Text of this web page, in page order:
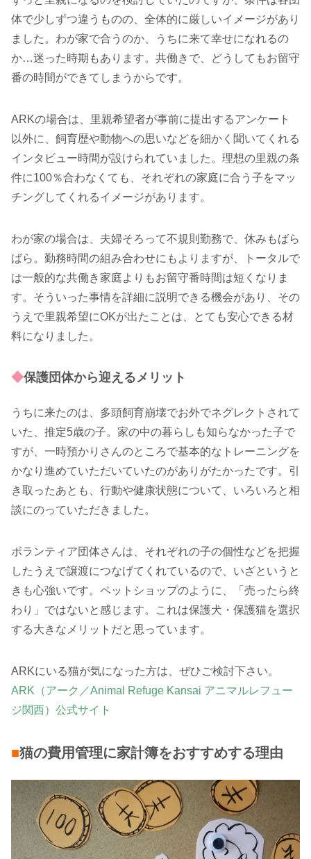
体で少しずつ違うものの、全体的に厳しいイメージがあり
ました。わが家で合うのか、うちに来て幸せになれるの
か…迷った時期もあります。共働きで、どうしてもお留守
番の時間ができてしまうからです。
ARKの場合は、里親希望者が事前に提出するアンケート
以外に、飼育歴や動物への思いなどを細かく聞いてくれる
インタビュー時間が設けられていました。理想の里親の条
件に100％合わなくても、それぞれの家庭に合う子をマッ
チングしてくれるイメージがあります。
わが家の場合は、夫婦そろって不規則勤務で、休みもばら
ばら。勤務時間の組み合わせにもよりますが、トータルで
は一般的な共働き家庭よりもお留守番時間は短くなりま
す。そういった事情を詳細に説明できる機会があり、その
うえで里親希望にOKが出たことは、とても安心できる材
料になりました。
◆保護団体から迎えるメリット
うちに来たのは、多頭飼育崩壊でお外でネグレクトされて
いた、推定5歳の子。家の中の暮らしも知らなかった子で
すが、一時預かりさんのところで基本的なトレーニングを
かなり進めていただいていたのがありがたかったです。引
き取ったあとも、行動や健康状態について、いろいろと相
談にのっていただきました。
ボランティア団体さんは、それぞれの子の個性などを把握
したうえで譲渡につなげてくれているので、いざというと
きも心強いです。ペットショップのように、「売ったら終
わり」ではないと感じます。これは保護犬・保護猫を選択
する大きなメリットだと思っています。
ARKにいる猫が気になった方は、ぜひご検討下さい。
ARK（アーク／Animal Refuge Kansai アニマルレフュー
ジ関西）公式サイト
■猫の費用管理に家計簿をおすすめする理由